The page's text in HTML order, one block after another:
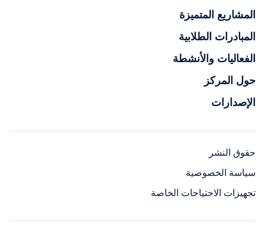
المشاريع المتميزة
المبادرات الطلابية
الفعاليات والأنشطة
حول المركز
الإصدارات
حقوق النشر
سياسة الخصوصية
تجهيزات الاحتياجات الخاصة